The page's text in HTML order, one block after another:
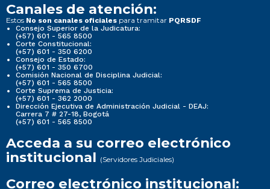
Canales de atención:
Estos No son canales oficiales para tramitar PQRSDF
Consejo Superior de la Judicatura:
(+57) 601 - 565 8500
Corte Constitucional:
(+57) 601 - 350 6200
Consejo de Estado:
(+57) 601 - 350 6700
Comisión Nacional de Disciplina Judicial:
(+57) 601 - 565 8500
Corte Suprema de Justicia:
(+57) 601 - 362 2000
Dirección Ejecutiva de Administración Judicial - DEAJ:
Carrera 7 # 27-18, Bogotá
(+57) 601 - 565 8500
Acceda a su correo electrónico
institucional (Servidores Judiciales)
Correo electrónico institucional: